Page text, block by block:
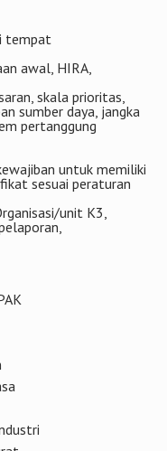
elemen :
berikut :
tempat
awal, HIRA,
sumber daya, jangka
pertanggung
untuk memiliki
sesuai peraturan
unit K3,